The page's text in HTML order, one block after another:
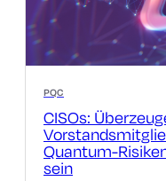
PQC
CISOs:
Quantum-
sein